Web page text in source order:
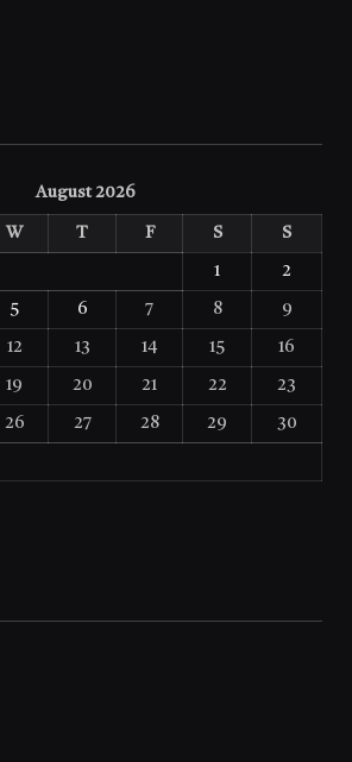
August 2026
W T F S S
1 2
5 6 7 8 9
12 13 14 15 16
19 20 21 22 23
26 27 28 29 30